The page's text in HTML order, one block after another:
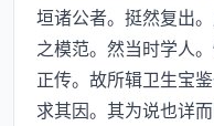
垣诸公者。挺然复出
之模范。然当时学人
正传。故所辑卫生宝
求其因。其为说也详